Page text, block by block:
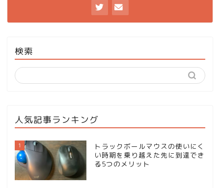
検索
人気記事ランキング
1
トラックボールマウスの使いにく
い時期を乗り越えた先に到達でき
る5つのメリット